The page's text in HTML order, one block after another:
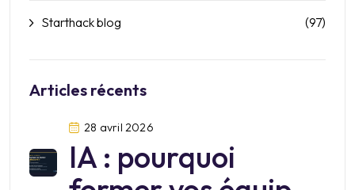
Starthack blog (97)
Articles récents
28 avril 2026
IA : pourquoi